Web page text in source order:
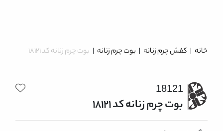
خانه | کفش چرم زنانه| بوت چرم زنانه| بوت چرم زنانه کد 18121
18121
بوت چرم زنانه کد 18121